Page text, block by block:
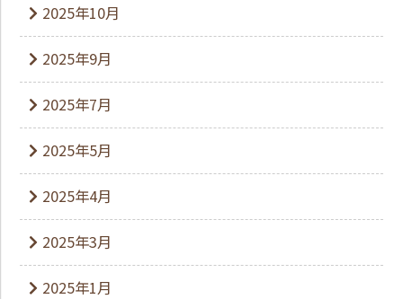
2025年10月
2025年9月
2025年7月
2025年5月
2025年4月
2025年3月
2025年1月